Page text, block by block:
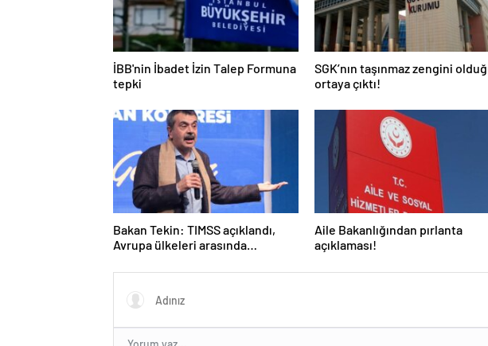
İBB'nin İbadet İzin Talep Formuna
tepki
SGK’nın taşınmaz zengini
ortaya çıktı!
Bakan Tekin: TIMSS açıklandı,
Avrupa ülkeleri arasında
Aile Bakanlığından pırlanta
açıklaması!